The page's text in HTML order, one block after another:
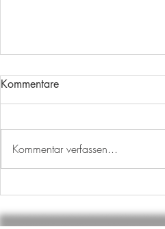
P-SEMINAR AM WILLBALD-
Kommentare
Kommentar verfassen...